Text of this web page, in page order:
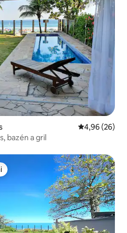
Priemerné
4,96 (26)
bazén a gril